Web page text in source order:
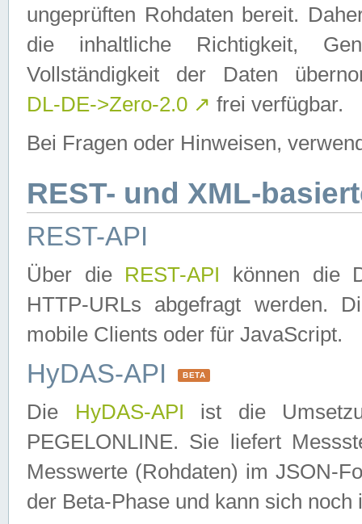
ungeprüften Rohdaten bereit.
die inhaltliche Richtigkeit,
Vollständigkeit der Daten
DL-DE->Zero-2.0 ↗ frei verfügbar.
Bei Fragen oder Hinweisen,
REST- und XML-
REST-API
Über die REST-API können die
HTTP-URLs abgefragt werden.
mobile Clients oder für JavaScript.
HyDAS-API BETA
Die HyDAS-API ist die
PEGELONLINE. Sie liefert
Messwerte (Rohdaten) im JSON-
der Beta-Phase und kann sich noch